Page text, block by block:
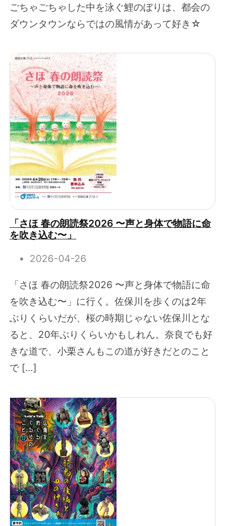
ごちゃごちゃした中を泳ぐ鯉のぼりは、都会の
ダウンタウンならではの風情があって好き☆
「さほ 春の朗読祭2026 〜声と身体で物語に命
を吹き込む〜」
2026-04-26
「さほ 春の朗読祭2026 〜声と身体で物語に命
を吹き込む〜」に行く。佐保川を歩くのは2年
ぶりくらいだが、桜の時期じゃない佐保川とな
ると、20年ぶりくらいかもしれん。奈良でも好
きな道で、小栗さんもこの道が好きだとのこと
で […]